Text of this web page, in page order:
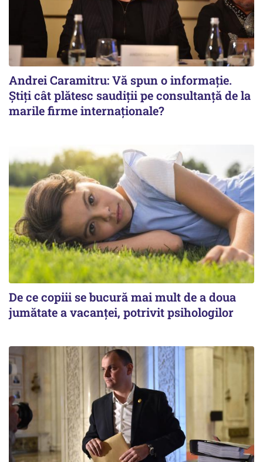
Andrei Caramitru: Vă spun o informație.
Știți cât plătesc saudiții pe consultanță de la
marile firme internaționale?
De ce copiii se bucură mai mult de a doua
jumătate a vacanței, potrivit psihologilor